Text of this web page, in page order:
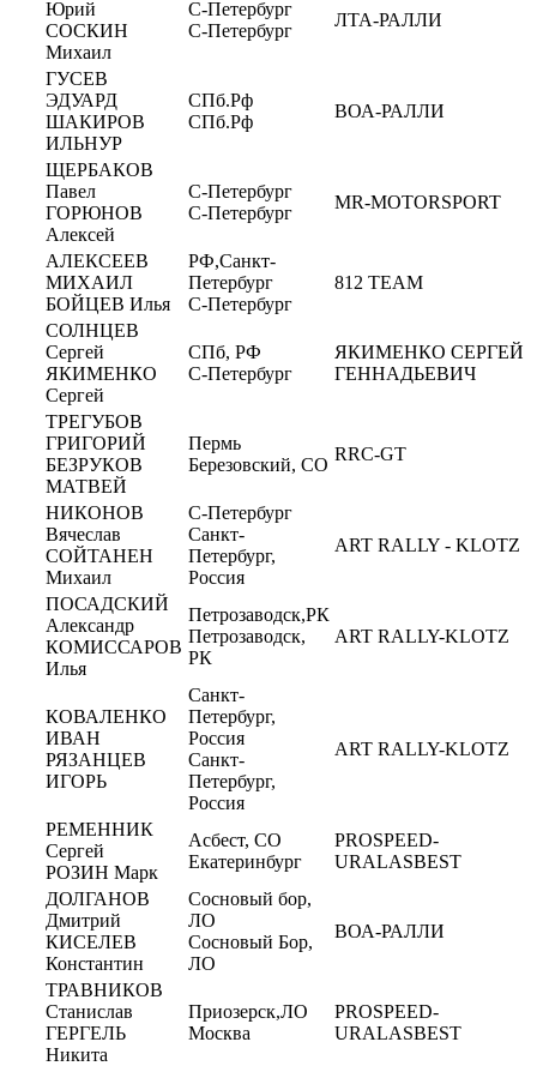
Юрий
СОСКИН
Михаил
С-Петербург
С-Петербург
ЛТА-РАЛЛИ
ГУСЕВ
ЭДУАРД
ШАКИРОВ
ИЛЬНУР
СПб.Рф
СПб.Рф
ВОА-РАЛЛИ
ЩЕРБАКОВ
Павел
ГОРЮНОВ
Алексей
С-Петербург
С-Петербург
MR-MOTORSPORT
АЛЕКСЕЕВ
МИХАИЛ
БОЙЦЕВ Илья
РФ,Санкт-
Петербург
С-Петербург
812 ТЕАМ
CОЛНЦЕВ
Сергей
ЯКИМЕНКО
Сергей
СПб, РФ
С-Петербург
ЯКИМЕНКО СЕРГЕЙ
ГЕННАДЬЕВИЧ
ТРЕГУБОВ
ГРИГОРИЙ
БЕЗРУКОВ
МАТВЕЙ
Пермь
Березовский, СО
RRC-GT
НИКОНОВ
Вячеслав
СОЙТАНЕН
Михаил
С-Петербург
Санкт-
Петербург,
Россия
ART RALLY - KLOTZ
ПОСАДСКИЙ
Александр
КОМИССАРОВ
Илья
Петрозаводск,РК
Петрозаводск,
РК
ART RALLY-KLOTZ
КОВАЛЕНКО
ИВАН
РЯЗАНЦЕВ
ИГОРЬ
Санкт-
Петербург,
Россия
Санкт-
Петербург,
Россия
ART RALLY-KLOTZ
РЕМЕННИК
Сергей
РОЗИН Марк
Асбест, СО
Екатеринбург
PROSPEED-
URALASBEST
ДОЛГАНОВ
Дмитрий
КИСЕЛЕВ
Константин
Сосновый бор,
ЛО
Сосновый Бор,
ЛО
ВОА-РАЛЛИ
ТРАВНИКОВ
Станислав
ГЕРГЕЛЬ
Никита
Приозерск,ЛО
Москва
PROSPEED-
URALASBEST